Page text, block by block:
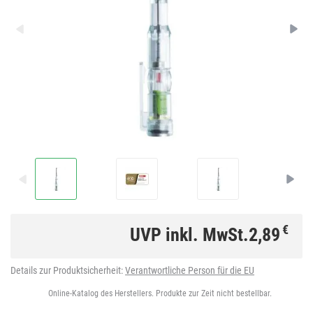
UVP inkl. MwSt.2,89€
Details zur Produktsicherheit:Verantwortliche Person für die EU
Online-Katalog des Herstellers. Produkte zur Zeit nicht bestellbar.